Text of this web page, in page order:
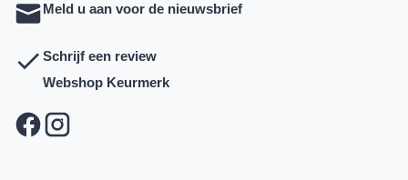
Meld u aan voor de nieuwsbrief
Schrijf een review
Webshop Keurmerk